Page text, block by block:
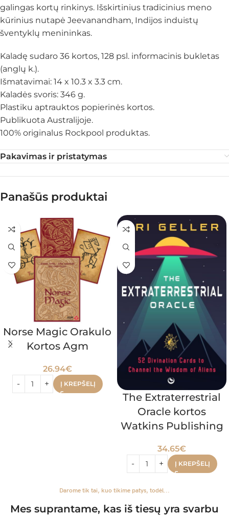
galingas kortų rinkinys. Išskirtinius tradicinius meno
kūrinius nutapė Jeevanandham, Indijos induistų
šventyklų menininkas.
Kaladę sudaro 36 kortos, 128 psl. informacinis bukletas
(anglų k.).
Išmatavimai: 14 x 10.3 x 3.3 cm.
Kaladės svoris: 346 g.
Plastiku aptrauktos popierinės kortos.
Publikuota Australijoje.
100% originalus Rockpool produktas.
Pakavimas ir pristatymas
Panašūs produktai
Norse Magic Orakulo
Kortos Agm
26.94€
Į KREPŠELĮ
The Extraterrestrial
Oracle kortos
Watkins Publishing
34.65€
Į KREPŠELĮ
Darome tik tai, kuo tikime patys, todėl...
Mes suprantame, kas iš tiesų yra svarbu